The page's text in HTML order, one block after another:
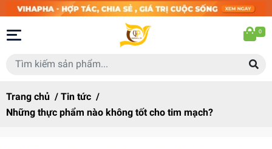
0
Trang chủ / Tin tức /
Những thực phẩm nào không tốt cho tim mạch?